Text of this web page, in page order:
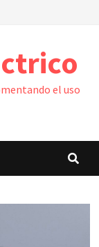
el uso